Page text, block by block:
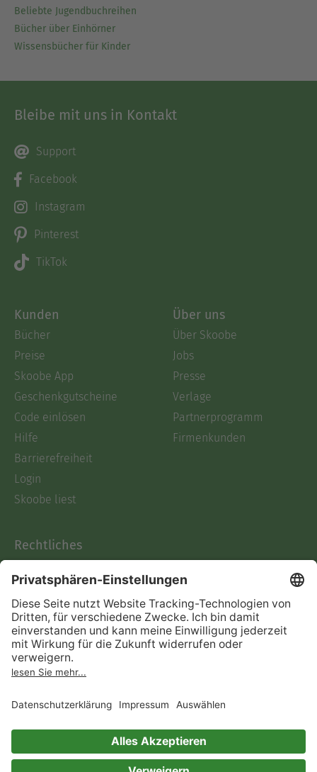
Beliebte Jugendbuchreihen
Bücher über Einhörner
Wissensbücher für Kinder
Bleibe mit uns in Kontakt
Support
Facebook
Instagram
Pinterest
TikTok
Kunden
Bücher
Preise
Skoobe App
Geschenkgutscheine
Code einlösen
Hilfe
Barrierefreiheit
Login
Skoobe liest
Über uns
Über Skoobe
Jobs
Presse
Verlage
Partnerprogramm
Firmenkunden
Rechtliches
AGB
Informationen nach Data
Act
Verträge hier kündigen
Impressum
Immer ein gutes Buch